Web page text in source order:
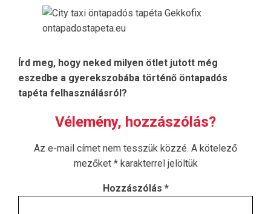
Írd meg, hogy neked milyen ötlet jutott még
eszedbe a gyerekszobába történő öntapadós
tapéta felhasználásról?
Vélemény, hozzászólás?
Az e-mail címet nem tesszük közzé. A kötelező
mezőket *karakterrel jelöltük
Hozzászólás *